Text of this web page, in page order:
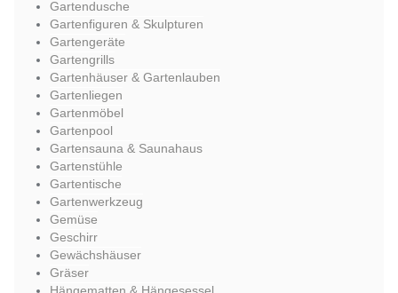
Gartendusche
Gartenfiguren & Skulpturen
Gartengeräte
Gartengrills
Gartenhäuser & Gartenlauben
Gartenliegen
Gartenmöbel
Gartenpool
Gartensauna & Saunahaus
Gartenstühle
Gartentische
Gartenwerkzeug
Gemüse
Geschirr
Gewächshäuser
Gräser